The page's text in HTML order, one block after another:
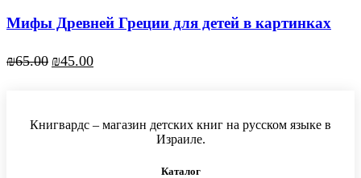
Мифы Древней Греции для детей в картинках
₪65.00 Первоначальная
₪45.00Текущая
Книгвардс – магазин детских книг на русском языке в
Израиле.
Каталог